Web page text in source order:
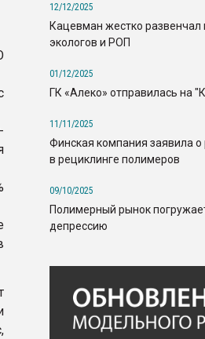
12/12/2025
Кацевман жестко развенчал
экологов и РОП
01/12/2025
ГК «Алеко» отправилась на
11/11/2025
Финская компания заявила
в рециклинге полимеров
09/10/2025
Полимерный рынок
депрессию